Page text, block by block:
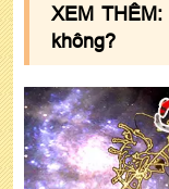
XEM THÊM:
không?